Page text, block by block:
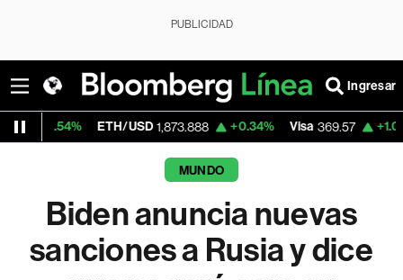
PUBLICIDAD
Ingresar
ETH/USD 1,873.888 +0.34% Visa 369.57 +1.07%
MUNDO
Biden anuncia nuevas
sanciones a Rusia y dice